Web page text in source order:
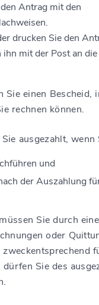
Antrag mit den
drucken Sie den
ihn mit der Post an die
Sie einen Bescheid,
rechnen können.
ausgezahlt, wenn
und
der Auszahlung
Sie durch
oder
Sie des